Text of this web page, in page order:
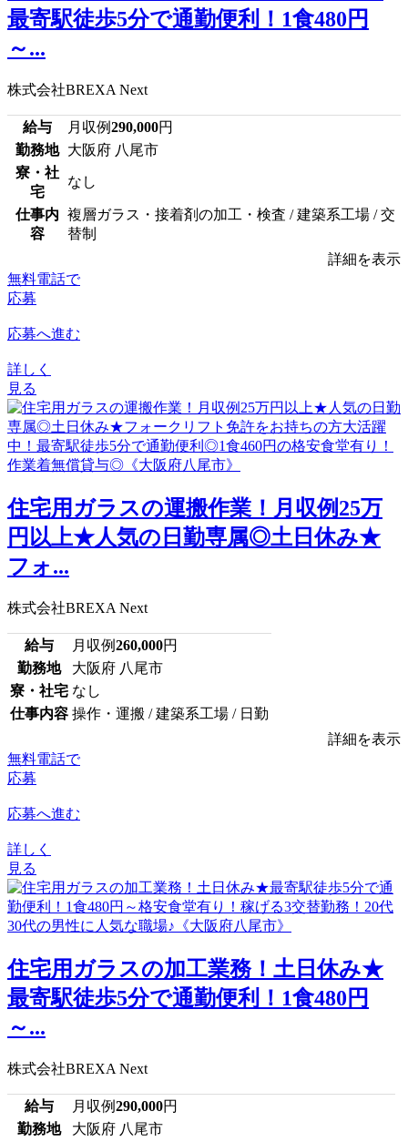
最寄駅徒歩5分で通勤便利！1食480円
～...
株式会社BREXA Next
給与 月収例290,000円
勤務地
大阪府 八尾市
寮・社
宅
なし
仕事内
容
複層ガラス・接着剤の加工・検査 / 建築系工場 / 交
替制
詳細を表示
無料電話で
応募
応募へ進む
詳しく
見る
住宅用ガラスの運搬作業！月収例25万
円以上★人気の日勤専属◎土日休み★
フォ...
株式会社BREXA Next
給与 月収例260,000円
勤務地
大阪府 八尾市
寮・社宅 なし
仕事内容 操作・運搬 / 建築系工場 / 日勤
詳細を表示
無料電話で
応募
応募へ進む
詳しく
見る
住宅用ガラスの加工業務！土日休み★
最寄駅徒歩5分で通勤便利！1食480円
～...
株式会社BREXA Next
給与 月収例290,000円
勤務地
大阪府 八尾市